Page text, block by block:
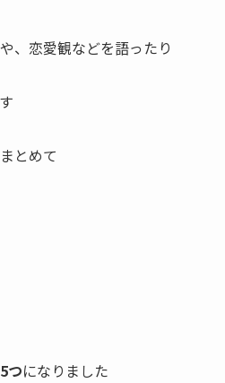
、恋愛観などを語ったり
とめて
5つになりました